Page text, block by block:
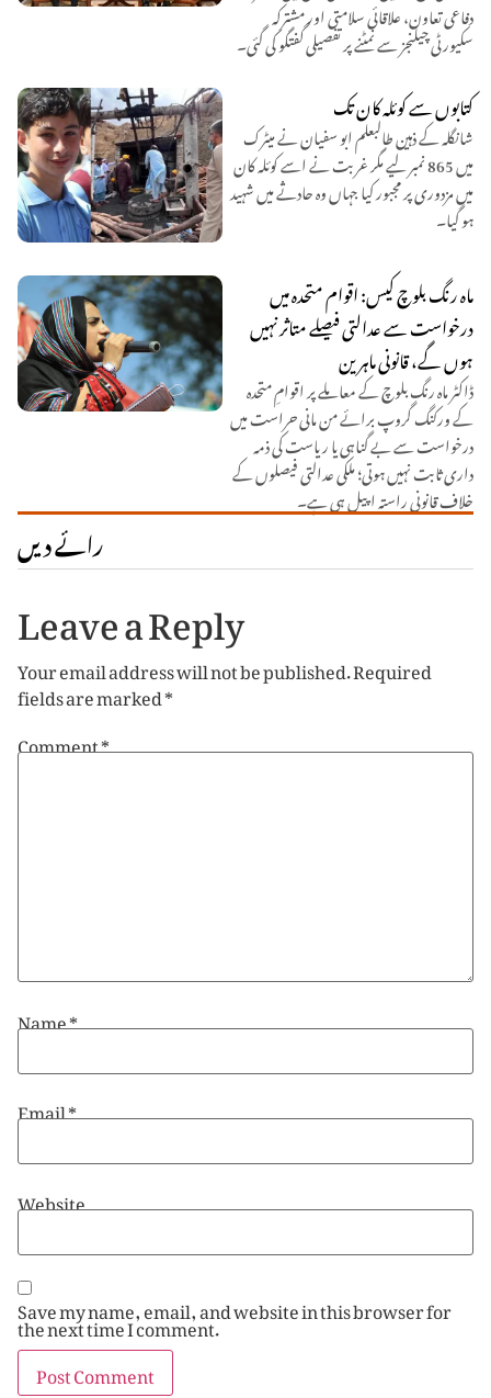
دفاعی تعاون، علاقائی سلامتی اور مشترکہ
سکیورٹی چیلنجز سے نمٹنے پر تفصیلی گفتگو کی گئی۔
کتابوں سے کوئلہ کان تک
شانگلہ کے ذہین طالبعلم ابو سفیان نے میٹرک
میں 865 نمبر لیے مگر غربت نے اسے کوئلہ کان
میں مزدوری پر مجبور کیا جہاں وہ حادثے میں شہید
ہو گیا۔
ماہ رنگ بلوچ کیس: اقوام متحدہ میں
درخواست سے عدالتی فیصلے متاثر نہیں
ہوں گے، قانونی ماہرین
ڈاکٹر ماہ رنگ بلوچ کے معاملے پر اقوامِ متحدہ
کے ورکنگ گروپ برائے من مانی حراست میں
درخواست سے بے گناہی یا ریاست کی ذمہ
داری ثابت نہیں ہوتی؛ ملکی عدالتی فیصلوں کے
خلاف قانونی راستہ اپیل ہی ہے۔
رائے دیں
Leave a Reply
Your email address will not be published.Required
fields are marked*
Comment*
Name*
Email*
Website
Save my name, email, and website in this browser for
the next time I comment.